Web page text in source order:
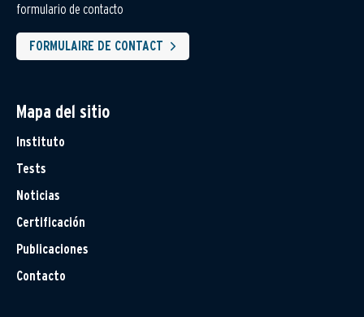
formulario de contacto
FORMULAIRE DE CONTACT
Mapa del sitio
Instituto
Tests
Noticias
Certificación
Publicaciones
Contacto